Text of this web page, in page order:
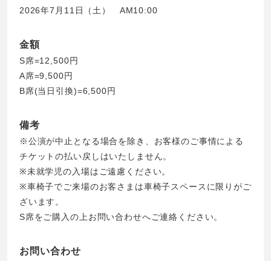
2026年7月11日（土） AM10:00
金額
S席=12,500円
A席=9,500円
B席(当日引換)=6,500円
備考
※公演が中止となる場合を除き、お客様のご事情による
チケットの払い戻しはいたしません。
※未就学児の入場はご遠慮ください。
※車椅子でご来場のお客さまは車椅子スペースに限りがご
ざいます。
S席をご購入の上お問い合わせへご連絡ください。
お問い合わせ